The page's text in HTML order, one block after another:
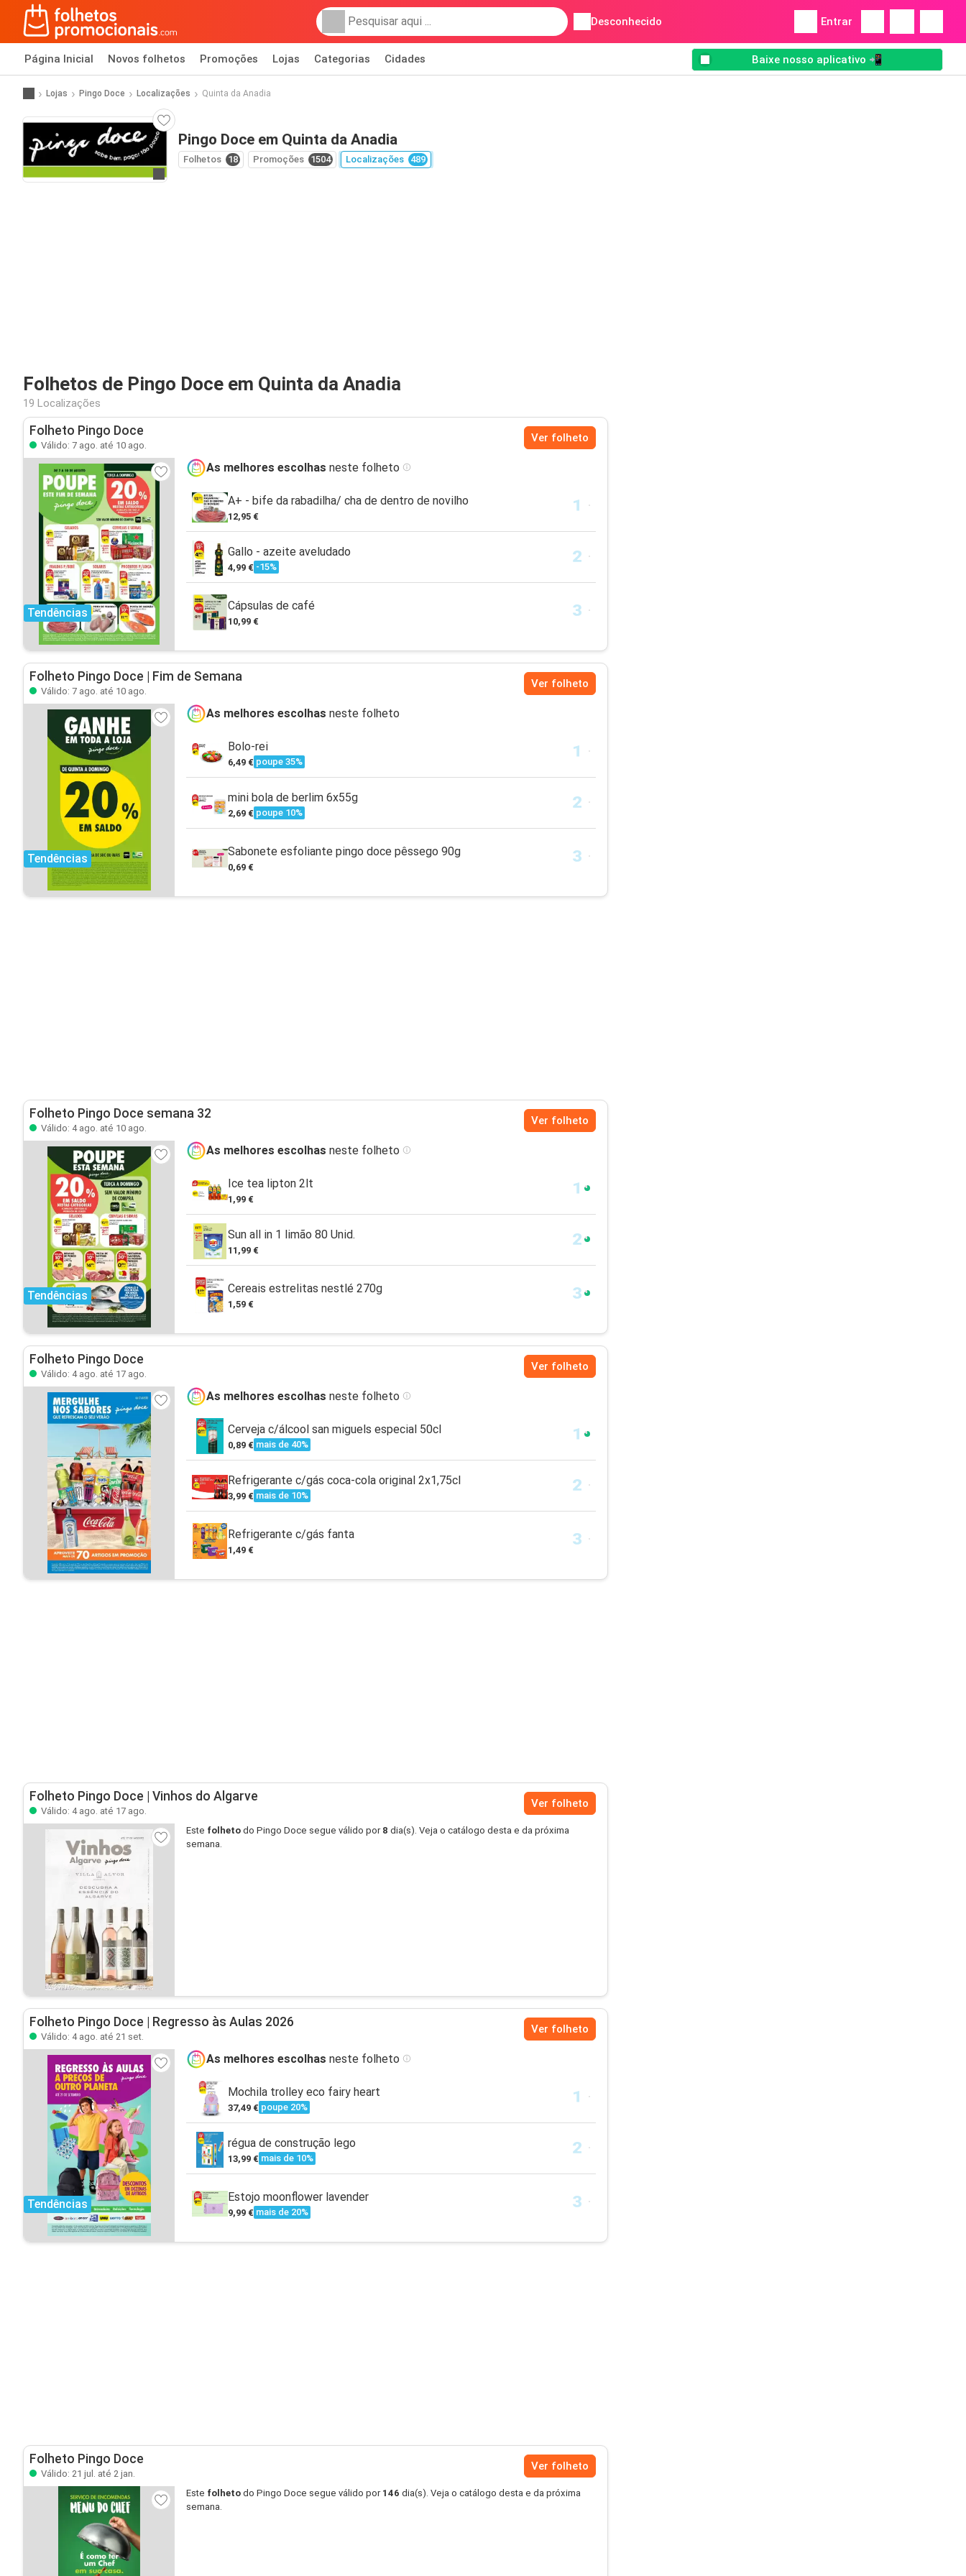
Desconhecido Entrar
Página Inicial Novos folhetos Promoções Lojas Categorias Cidades Baixe nosso aplicativo 📲
Lojas Pingo Doce Localizações Quinta da Anadia
Ir para o website
Pingo Doce em Quinta da Anadia
Folhetos 18 Promoções 1504 Localizações 489
Folhetos de Pingo Doce em Quinta da Anadia
19 Localizações
Folheto Pingo Doce
Válido: 7 ago. até 10 ago.
Ver folheto
Tendências
As melhores escolhas neste folheto
A+ - bife da rabadilha/ cha de dentro de novilho
12,95 €
Gallo - azeite aveludado
4,99 € -15%
Cápsulas de café
10,99 €
Folheto Pingo Doce | Fim de Semana
Válido: 7 ago. até 10 ago.
Ver folheto
Tendências
As melhores escolhas neste folheto
Bolo-rei
6,49 € poupe 35%
mini bola de berlim 6x55g
2,69 € poupe 10%
Sabonete esfoliante pingo doce pêssego 90g
0,69 €
Folheto Pingo Doce semana 32
Válido: 4 ago. até 10 ago.
Ver folheto
Tendências
As melhores escolhas neste folheto
Ice tea lipton 2lt
1,99 €
Sun all in 1 limão 80 Unid.
11,99 €
Cereais estrelitas nestlé 270g
1,59 €
Folheto Pingo Doce
Válido: 4 ago. até 17 ago.
Ver folheto
As melhores escolhas neste folheto
Cerveja c/álcool san miguels especial 50cl
0,89 € mais de 40%
Refrigerante c/gás coca-cola original 2x1,75cl
3,99 € mais de 10%
Refrigerante c/gás fanta
1,49 €
Folheto Pingo Doce | Vinhos do Algarve
Válido: 4 ago. até 17 ago.
Ver folheto
Este folheto do Pingo Doce segue válido por 8 dia(s). Veja o catálogo desta e da próxima
semana.
Folheto Pingo Doce | Regresso às Aulas 2026
Válido: 4 ago. até 21 set.
Ver folheto
Tendências
As melhores escolhas neste folheto
Mochila trolley eco fairy heart
37,49 € poupe 20%
régua de construção lego
13,99 € mais de 10%
Estojo moonflower lavender
9,99 € mais de 20%
Folheto Pingo Doce
Válido: 21 jul. até 2 jan.
Ver folheto
Este folheto do Pingo Doce segue válido por 146 dia(s). Veja o catálogo desta e da próxima
semana.